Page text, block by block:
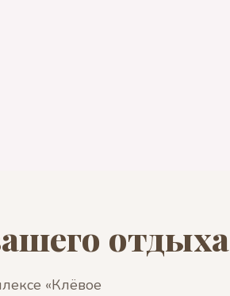
отдыха
«Клёвое